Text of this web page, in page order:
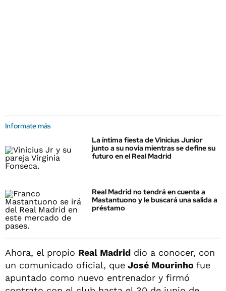
Informate más
La íntima fiesta de Vinicius Junior
junto a su novia mientras se define su
futuro en el Real Madrid
Real Madrid no tendrá en cuenta a
Mastantuono y le buscará una salida a
préstamo
Ahora, el propio Real Madrid dio a conocer, con
un comunicado oficial, que José Mourinho fue
apuntado como nuevo entrenador y firmó